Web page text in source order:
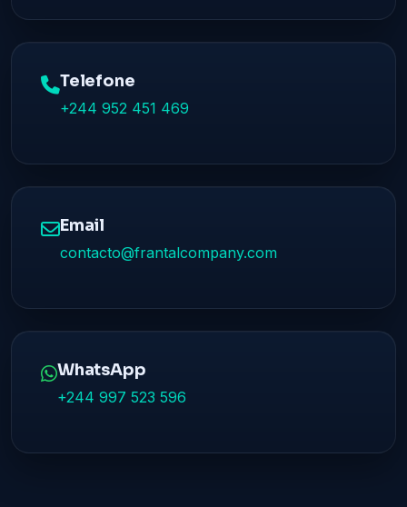
Telefone
+244 952 451 469
Email
contacto@frantalcompany.com
WhatsApp
+244 997 523 596